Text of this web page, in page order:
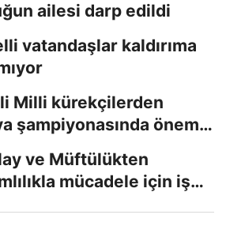
ailesi darp edildi
vatandaşlar kaldırıma
Milli kürekçilerden
şampiyonasında önemli
ve Müftülükten
mücadele için iş